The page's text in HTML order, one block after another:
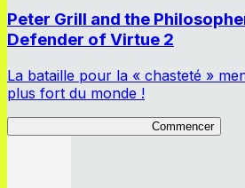
Peter Grill and the
Defender of Virtue 2
La bataille pour la « chasteté »
plus fort du monde !
Commencer